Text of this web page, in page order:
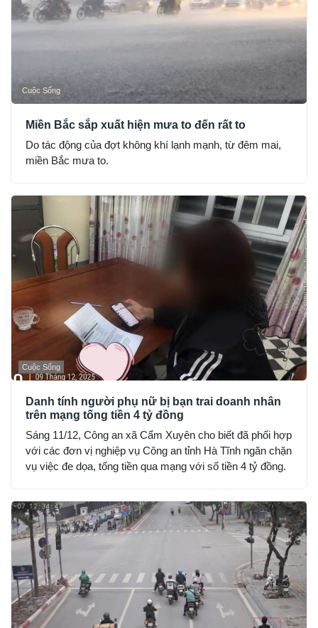
Cuộc Sống
Miền Bắc sắp xuất hiện mưa to đến rất to
Do tác động của đợt không khí lạnh mạnh, từ đêm mai,
miền Bắc mưa to.
Cuộc Sống
Danh tính người phụ nữ bị bạn trai doanh nhân
trên mạng tống tiền 4 tỷ đồng
Sáng 11/12, Công an xã Cẩm Xuyên cho biết đã phối hợp
với các đơn vị nghiệp vụ Công an tỉnh Hà Tĩnh ngăn chặn
vụ việc đe dọa, tống tiền qua mạng với số tiền 4 tỷ đồng.